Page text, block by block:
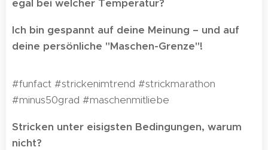
egal bei welcher Temperatur?
Ich bin gespannt auf deine Meinung – und auf
deine persönliche "Maschen-Grenze"!
#funfact #strickenimtrend #strickmarathon
#minus50grad #maschenmitliebe
Stricken unter eisigsten Bedingungen, warum
nicht?